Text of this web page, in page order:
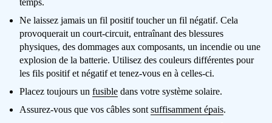
Ne laissez jamais un fil positif toucher un fil négatif. Cela
provoquerait un court-circuit, entraînant des blessures
physiques, des dommages aux composants, un incendie ou une
explosion de la batterie. Utilisez des couleurs différentes pour
les fils positif et négatif et tenez-vous en à celles-ci.
Placez toujours un fusible dans votre système solaire.
Assurez-vous que vos câbles sont suffisamment épais.